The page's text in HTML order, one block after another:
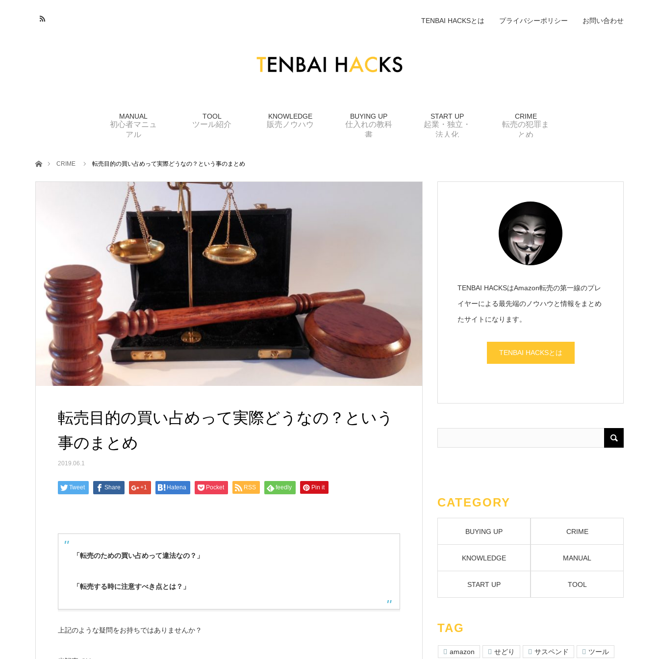
MANUAL
初心者マニュ
アル
TOOL
ツール紹介
KNOWLEDGE
販売ノウハウ
BUYING UP
仕入れの教科
書
START UP
起業・独立・
法人化
CRIME
転売の犯罪ま
とめ
TENBAI HACKSとは プライバシーポリシー お問い合わせ
ホームCRIME 転売目的の買い占めって実際どうなの？という事のまとめ
転売目的の買い占めって実際どうなの？という
事のまとめ
2019.06.1
Tweet Share +1 Hatena Pocket RSS feedly Pin it
「転売のための買い占めって違法なの？」
「転売する時に注意すべき点とは？」
上記のような疑問をお持ちではありませんか？
TENBAI HACKSはAmazon転売の第一線のプレ
イヤーによる最先端のノウハウと情報をまとめ
たサイトになります。
TENBAI HACKSとは
CATEGORY
BUYING UP CRIME
KNOWLEDGE MANUAL
START UP TOOL
TAG
amazon せどり サスペンド ツール